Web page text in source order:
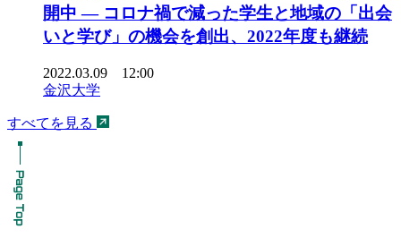
開中 — コロナ禍で減った学生と地域の「出会
いと学び」の機会を創出、2022年度も継続
2022.03.09 12:00
金沢大学
すべてを見る